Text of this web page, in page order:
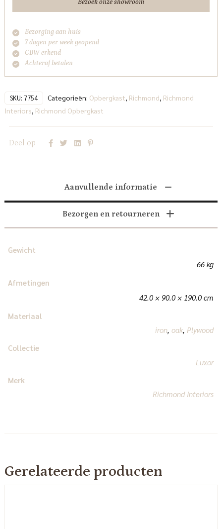
Bezoek onze showroom
Bezorging aan huis
7 dagen per week geopend
CBW erkend
Achteraf betalen
SKU: 7754 Categorieën: Opbergkast, Richmond, Richmond
Interiors, Richmond Opbergkast
Deel op
Aanvullende informatie
Bezorgen en retourneren
Gewicht
66 kg
Afmetingen
42.0 × 90.0 × 190.0 cm
Materiaal
iron,oak, Plywood
Collectie
Luxor
Merk
Richmond Interiors
Gerelateerde producten